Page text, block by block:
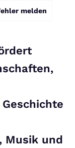
melden
Musik und